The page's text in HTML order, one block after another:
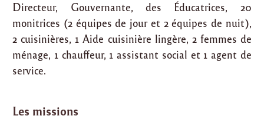
Directeur, Gouvernante, des Éducatrices, 20
monitrices (2 équipes de jour et 2 équipes de nuit),
2 cuisinières, 1 Aide cuisinière lingère, 2 femmes de
ménage, 1 chauffeur, 1 assistant social et 1 agent de
service.
Les missions